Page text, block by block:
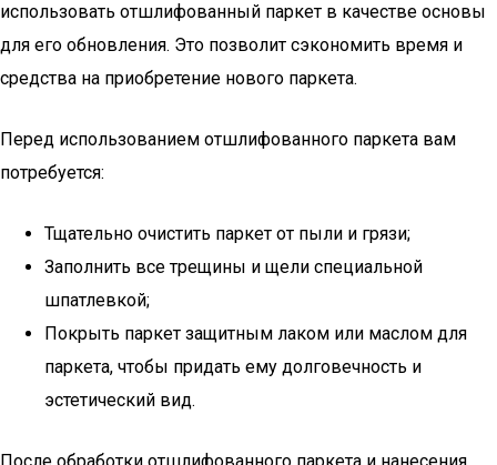
использовать отшлифованный паркет в качестве основы
для его обновления. Это позволит сэкономить время и
средства на приобретение нового паркета.
Перед использованием отшлифованного паркета вам
потребуется:
Тщательно очистить паркет от пыли и грязи;
Заполнить все трещины и щели специальной
шпатлевкой;
Покрыть паркет защитным лаком или маслом для
паркета, чтобы придать ему долговечность и
эстетический вид.